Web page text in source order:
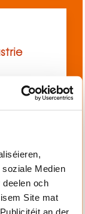
Medien
deelen och
Site mat
an der